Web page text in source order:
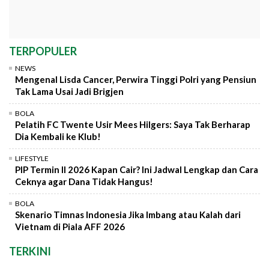
TERPOPULER
NEWS
Mengenal Lisda Cancer, Perwira Tinggi Polri yang Pensiun
Tak Lama Usai Jadi Brigjen
BOLA
Pelatih FC Twente Usir Mees Hilgers: Saya Tak Berharap
Dia Kembali ke Klub!
LIFESTYLE
PIP Termin II 2026 Kapan Cair? Ini Jadwal Lengkap dan Cara
Ceknya agar Dana Tidak Hangus!
BOLA
Skenario Timnas Indonesia Jika Imbang atau Kalah dari
Vietnam di Piala AFF 2026
TERKINI